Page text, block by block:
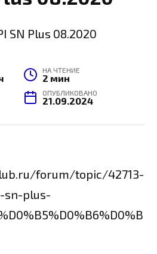
НА ЧТЕНИЕ
2 мин
ОПУБЛИКОВАНО
21.09.2024
forum/topic/42713-
sn-plus-